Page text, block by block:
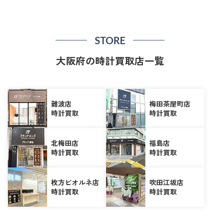
STORE
大阪府の時計買取店一覧
難波店
時計買取
梅田茶屋町店
時計買取
北梅田店
時計買取
福島店
時計買取
枚方ビオルネ店
時計買取
吹田江坂店
時計買取